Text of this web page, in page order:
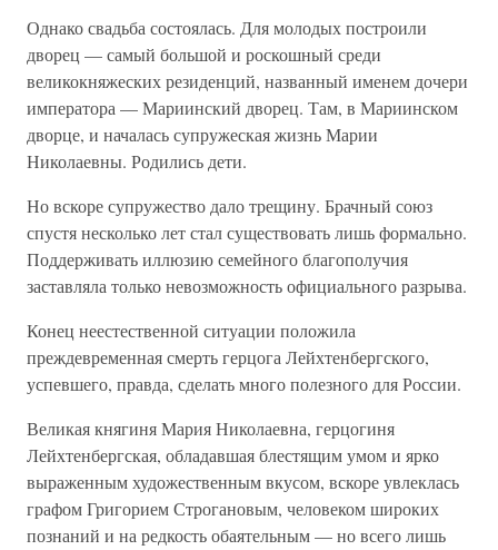
Однако свадьба состоялась. Для молодых построили
дворец — самый большой и роскошный среди
великокняжеских резиденций, названный именем дочери
императора — Мариинский дворец. Там, в Мариинском
дворце, и началась супружеская жизнь Марии
Николаевны. Родились дети.
Но вскоре супружество дало трещину. Брачный союз
спустя несколько лет стал существовать лишь формально.
Поддерживать иллюзию семейного благополучия
заставляла только невозможность официального разрыва.
Конец неестественной ситуации положила
преждевременная смерть герцога Лейхтенбергского,
успевшего, правда, сделать много полезного для России.
Великая княгиня Мария Николаевна, герцогиня
Лейхтенбергская, обладавшая блестящим умом и ярко
выраженным художественным вкусом, вскоре увлеклась
графом Григорием Строгановым, человеком широких
познаний и на редкость обаятельным — но всего лишь